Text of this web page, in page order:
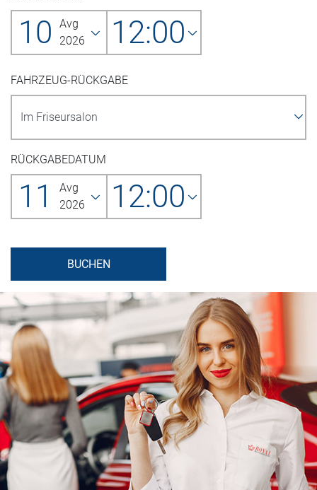
10
Avg
2026
12:00
FAHRZEUG-RÜCKGABE
RÜCKGABEDATUM
11
Avg
2026
12:00
BUCHEN